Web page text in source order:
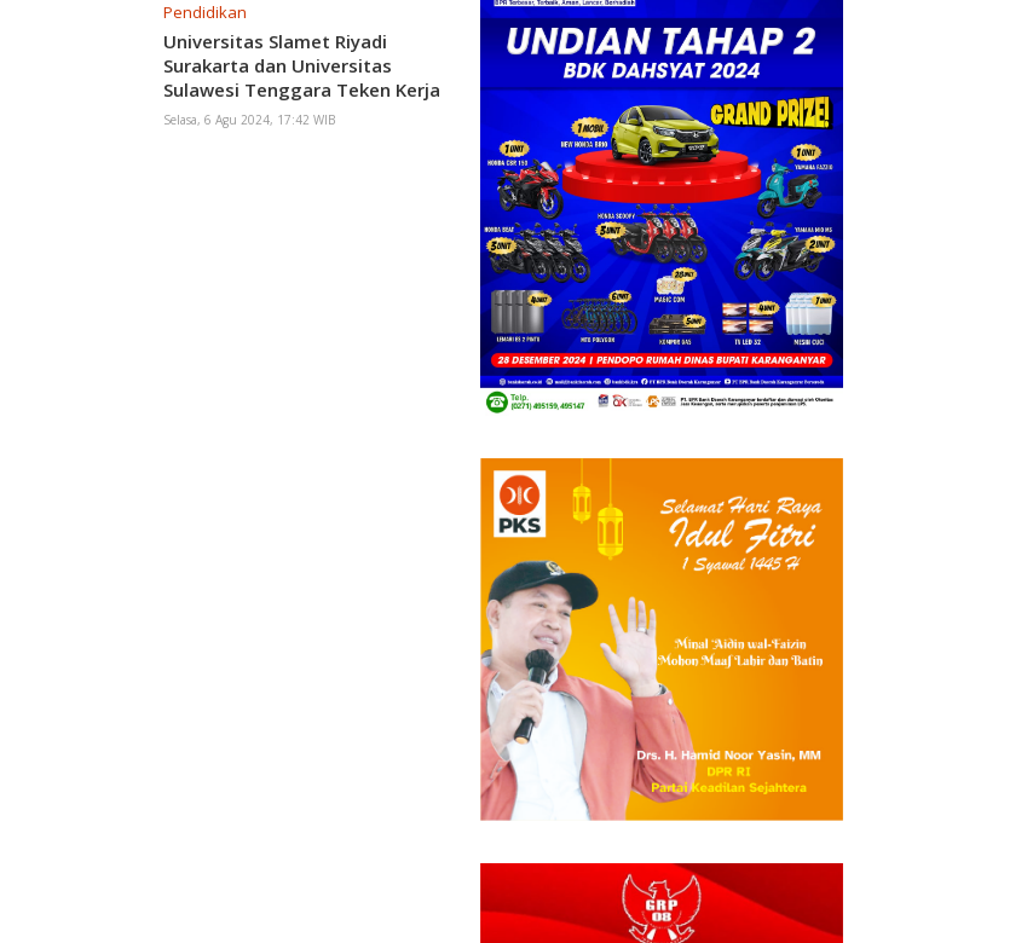
Pendidikan
Universitas Slamet Riyadi
Surakarta dan Universitas
Sulawesi Tenggara Teken Kerja
Sama
Selasa, 6 Agu 2024, 17:42 WIB